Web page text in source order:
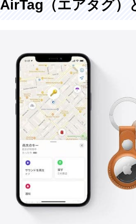
AirTag（エアタグ）